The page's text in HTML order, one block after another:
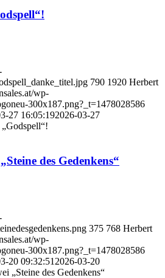
790 1920 Herbert
wp-
300x187.png?_t=1478028586
27 16:05:192026-03-27
des Gedenkens“
375 768 Herbert
wp-
300x187.png?_t=1478028586
20 09:32:51 2026-03-20
„Steine des Gedenkens“